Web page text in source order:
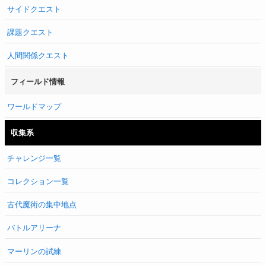
サイドクエスト
課題クエスト
人間関係クエスト
フィールド情報
ワールドマップ
収集系
チャレンジ一覧
コレクション一覧
古代魔術の集中地点
バトルアリーナ
マーリンの試練